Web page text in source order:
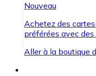
Nouveau
Achetez des
préférées avec
Aller à la boutique